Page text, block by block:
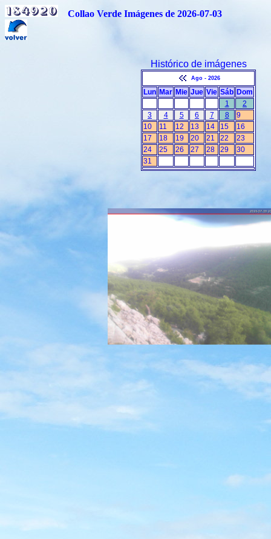
Collao Verde Imágenes de 2026-07-03
Histórico de imágenes
Ago - 2026
Lun Mar Mie Jue Vie Sáb Dom
1
2
3
4 5 6 7 8
9
10
11 12 13 14 15
16
17
18 19 20 21 22
23
24
25 26 27 28 29
30
31